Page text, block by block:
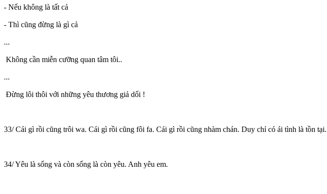
- Nếu không là tất cả
- Thì cũng đừng là gì cả
...
Không cần miễn cưỡng quan tâm tôi..
...
Đừng lôi thôi với những yêu thương giả dối !
33/ Cái gì rồi cũng trôi wa. Cái gì rồi cũng fôi fa. Cái gì rồi cũng nhàm chán. Duy chỉ có ái tình là tồn
34/ Yêu là sống và còn sống là còn yêu. Anh yêu em.